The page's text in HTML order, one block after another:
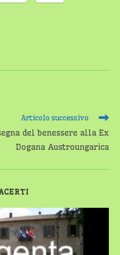
Articolo successivo
del benessere alla Ex
Dogana Austroungarica